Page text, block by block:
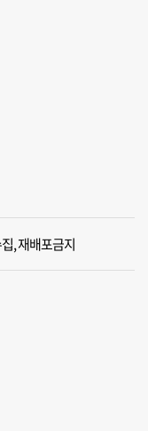
, 재배포금지